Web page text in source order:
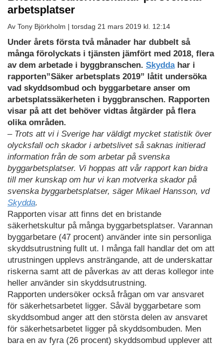
arbetsplatser
Av Tony Björkholm | torsdag 21 mars 2019 kl. 12:14
Under årets första två månader har dubbelt så
många förolyckats i tjänsten jämfört med 2018, flera
av dem arbetade i byggbranschen. Skyddahar i
rapporten”Säker arbetsplats 2019” låtit undersöka
vad skyddsombud och byggarbetare anser om
arbetsplatssäkerheten i byggbranschen. Rapporten
visar på att det behöver vidtas åtgärder på flera
olika områden.
– Trots att vi i Sverige har väldigt mycket statistik över
olycksfall och skador i arbetslivet så saknas initierad
information från de som arbetar på svenska
byggarbetsplatser. Vi hoppas att vår rapport kan bidra
till mer kunskap om hur vi kan motverka skador på
svenska byggarbetsplatser, säger Mikael Hansson, vd
Skydda.
Rapporten visar att finns det en bristande
säkerhetskultur på många byggarbetsplatser. Varannan
byggarbetare (47 procent) använder inte sin personliga
skyddsutrustning fullt ut. I många fall handlar det om att
utrustningen upplevs ansträngande, att de underskattar
riskerna samt att de påverkas av att deras kollegor inte
heller använder sin skyddsutrustning.
Rapporten undersöker också frågan om var ansvaret
för säkerhetsarbetet ligger. Såväl byggarbetare som
skyddsombud anger att den största delen av ansvaret
för säkerhetsarbetet ligger på skyddsombuden. Men
bara en av fyra (26 procent) skyddsombud upplever att